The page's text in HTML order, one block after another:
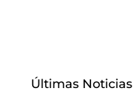
Últimas Noticias